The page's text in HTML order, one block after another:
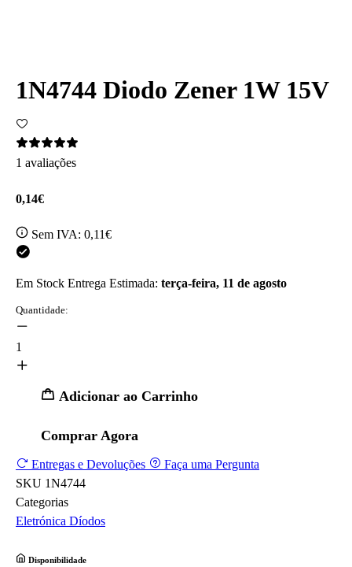
1N4744 Diodo Zener 1W 15V
1 avaliações
0,14€
Sem IVA: 0,11€
Em Stock Entrega Estimada: terça-feira, 11 de agosto
Quantidade:
1
Adicionar ao Carrinho
Comprar Agora
Entregas e Devoluções
Faça uma Pergunta
SKU 1N4744
Categorias
Eletrónica Díodos
Disponibilidade